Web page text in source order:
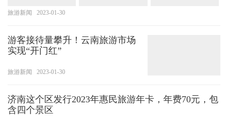
旅游新闻 2023-01-30
游客接待量攀升！云南旅游市场
实现“开门红”
旅游新闻 2023-01-30
济南这个区发行2023年惠民旅游年卡，年费70元，包
含四个景区